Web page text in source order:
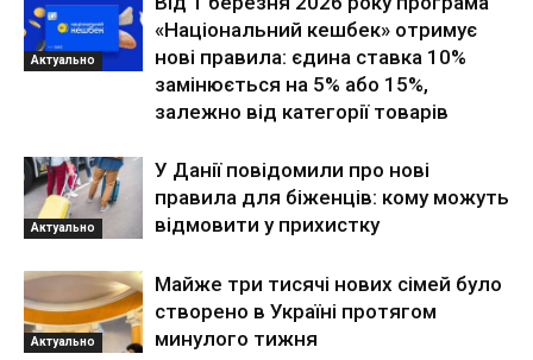
Актуально
«Національний кешбек» отримує
нові правила: єдина ставка 10%
замінюється на 5% або 15%,
залежно від категорії товарів
Актуально
У Данії повідомили про нові
правила для біженців: кому можуть
відмовити у прихистку
Актуально
Майже три тисячі нових сімей було
створено в Україні протягом
минулого тижня